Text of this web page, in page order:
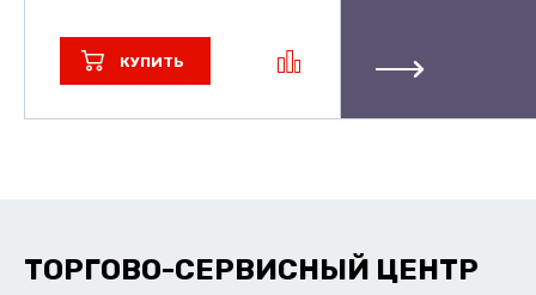
КУПИТЬ
ТОРГОВО-СЕРВИСНЫЙ ЦЕНТР